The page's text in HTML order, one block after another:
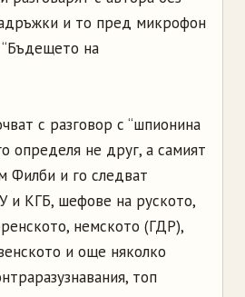
и то пред микрофон
на
с разговор с “шпионина
определя не друг, а самият
Филби и го следват
и КГБ, шефове на руското,
немското (ГДР),
и още няколко
топ